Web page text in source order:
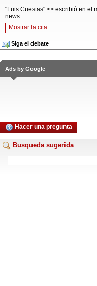
"Luis Cuestas" <> escribió en el
news:
Mostrar la cita
Siga el debate
Ads by Google
Hacer una pregunta
Busqueda sugerida